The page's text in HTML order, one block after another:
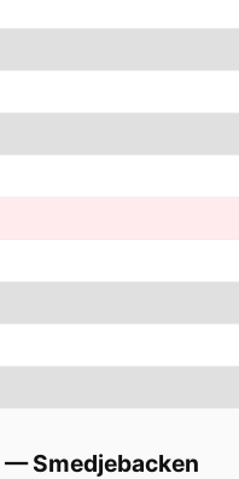
—Smedjebacken